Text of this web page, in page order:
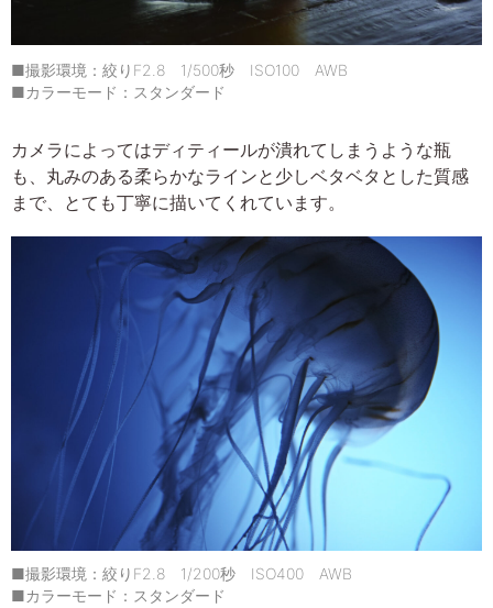
■撮影環境：絞りF2.8 1/500秒 ISO100 AWB
■カラーモード：スタンダード
カメラによってはディティールが潰れてしまうような瓶
も、丸みのある柔らかなラインと少しベタベタとした質感
まで、とても丁寧に描いてくれています。
■撮影環境：絞りF2.8 1/200秒 ISO400 AWB
■カラーモード：スタンダード